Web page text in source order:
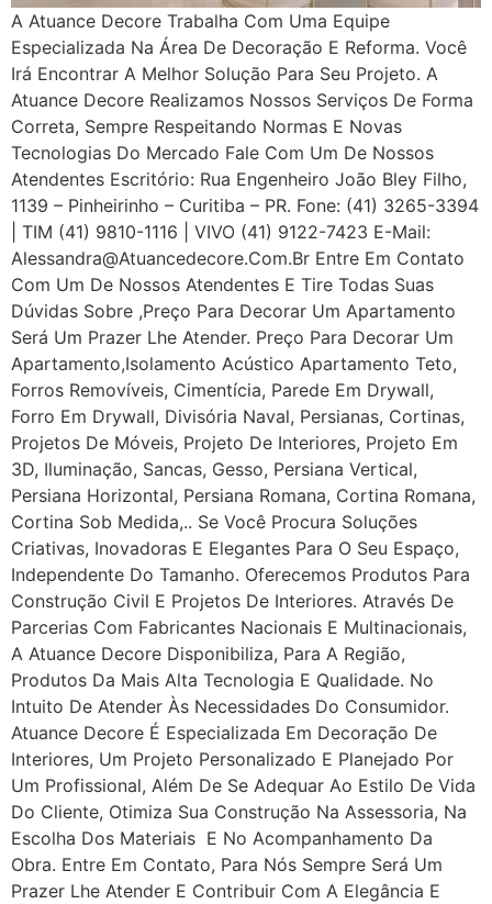
A Atuance Decore Trabalha Com Uma Equipe
Especializada Na Área De Decoração E Reforma. Você
Irá Encontrar A Melhor Solução Para Seu Projeto. A
Atuance Decore Realizamos Nossos Serviços De Forma
Correta, Sempre Respeitando Normas E Novas
Tecnologias Do Mercado Fale Com Um De Nossos
Atendentes Escritório: Rua Engenheiro João Bley Filho,
1139 – Pinheirinho – Curitiba – PR. Fone: (41) 3265-3394
| TIM (41) 9810-1116 | VIVO (41) 9122-7423 E-Mail:
Alessandra@atuancedecore.com.br Entre Em Contato
Com Um De Nossos Atendentes E Tire Todas Suas
Dúvidas Sobre ,Preço Para Decorar Um Apartamento
Será Um Prazer Lhe Atender. Preço Para Decorar Um
Apartamento,Isolamento Acústico Apartamento Teto,
Forros Removíveis, Cimentícia, Parede Em Drywall,
Forro Em Drywall, Divisória Naval, Persianas, Cortinas,
Projetos De Móveis, Projeto De Interiores, Projeto Em
3D, Iluminação, Sancas, Gesso, Persiana Vertical,
Persiana Horizontal, Persiana Romana, Cortina Romana,
Cortina Sob Medida,.. Se Você Procura Soluções
Criativas, Inovadoras E Elegantes Para O Seu Espaço,
Independente Do Tamanho. Oferecemos Produtos Para
Construção Civil E Projetos De Interiores. Através De
Parcerias Com Fabricantes Nacionais E Multinacionais,
A Atuance Decore Disponibiliza, Para A Região,
Produtos Da Mais Alta Tecnologia E Qualidade. No
Intuito De Atender Às Necessidades Do Consumidor.
Atuance Decore É Especializada Em Decoração De
Interiores, Um Projeto Personalizado E Planejado Por
Um Profissional, Além De Se Adequar Ao Estilo De Vida
Do Cliente, Otimiza Sua Construção Na Assessoria, Na
Escolha Dos Materiais E No Acompanhamento Da
Obra. Entre Em Contato, Para Nós Sempre Será Um
Prazer Lhe Atender E Contribuir Com A Elegância E